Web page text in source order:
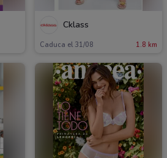
Cklass
Caduca el 31/08 1.8 km